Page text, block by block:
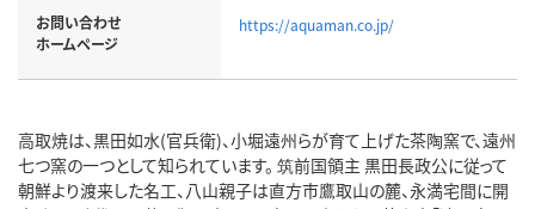
お問い合わせ
ホームページ
https://aquaman.co.jp/
高取焼は、黒田如水(官兵衛)、小堀遠州らが育て上げた茶陶窯で、遠州
七つ窯の一つとして知られています。 筑前国領主 黒田長政公に従って
朝鮮より渡来した名工、八山親子は直方市鷹取山の麓、永満宅間に開